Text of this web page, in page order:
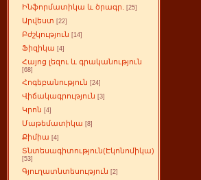
Ինֆորմատիկա և ծրագր. [25]
Արվեստ [22]
Բժշկություն [14]
Ֆիզիկա [4]
Հայոց լեզու և գրականություն
[68]
Հոգեբանություն [24]
Վիճակագրություն [3]
Կրոն [4]
Մաթեմատիկա [8]
Քիմիա [4]
Տնտեսագիտություն(Էկոնոմիկա)
[53]
Գյուղատնտեսություն [2]